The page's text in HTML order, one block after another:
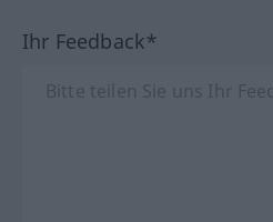
Ihr Feedback*